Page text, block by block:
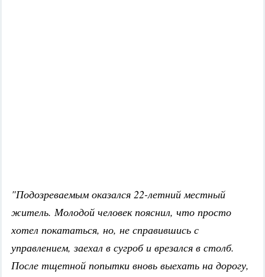
"Подозреваемым оказался 22-летний местный
житель. Молодой человек пояснил, что просто
хотел покататься, но, не справившись с
управлением, заехал в сугроб и врезался в столб.
После тщетной попытки вновь выехать на дорогу,